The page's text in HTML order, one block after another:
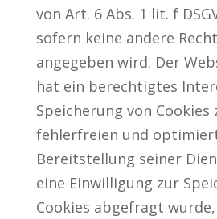
von Art. 6 Abs. 1 lit. f
sofern keine andere
angegeben wird. Der
hat ein berechtigtes
Speicherung von
fehlerfreien und
Bereitstellung seiner
eine Einwilligung zur
Cookies abgefragt